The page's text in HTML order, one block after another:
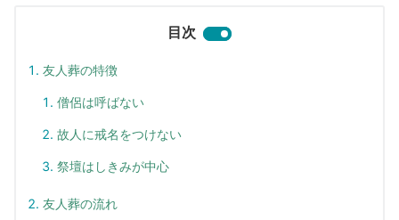
目次
友人葬の特徴
僧侶は呼ばない
故人に戒名をつけない
祭壇はしきみが中心
友人葬の流れ